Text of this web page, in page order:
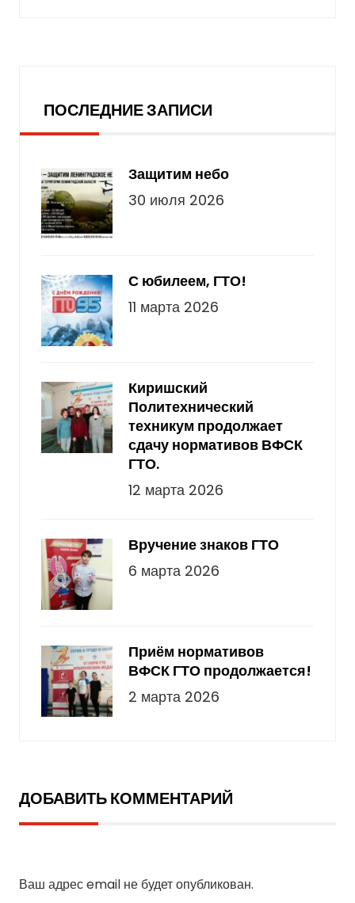
ПОСЛЕДНИЕ ЗАПИСИ
Защитим небо
30 июля 2026
С юбилеем, ГТО!
11 марта 2026
Киришский
Политехнический
техникум продолжает
сдачу нормативов ВФСК
ГТО.
12 марта 2026
Вручение знаков ГТО
6 марта 2026
Приём нормативов
ВФСК ГТО продолжается!
2 марта 2026
ДОБАВИТЬ КОММЕНТАРИЙ
Ваш адрес email не будет опубликован.